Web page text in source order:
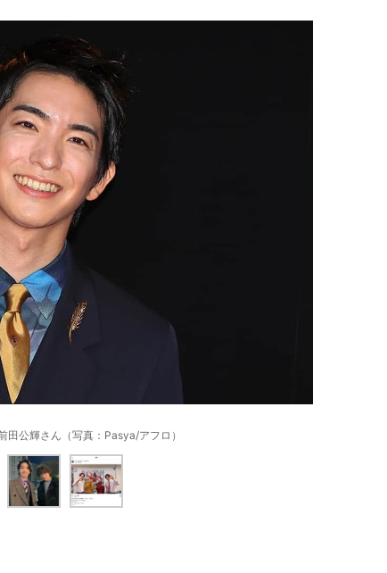
田公輝さん（写真：Pasya/アフロ）